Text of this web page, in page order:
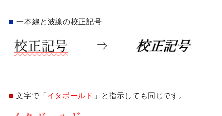
■ 一本線と波線の校正記号
■ 文字で「 イタボールド 」と指示しても同じです。